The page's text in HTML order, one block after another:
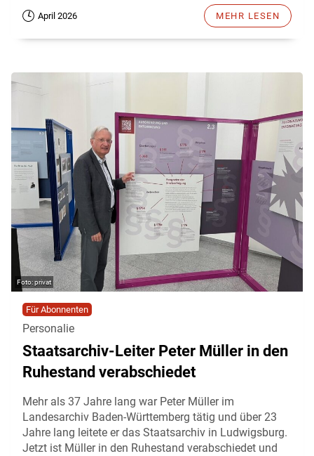
April 2026 MEHR LESEN
privat
Für Abonnenten
Personalie
Staatsarchiv-Leiter Peter Müller in den
Ruhestand verabschiedet
Mehr als 37 Jahre lang war Peter Müller im
Landesarchiv Baden-Württemberg tätig und über 23
Jahre lang leitete er das Staatsarchiv in Ludwigsburg.
Jetzt ist Müller in den Ruhestand verabschiedet und